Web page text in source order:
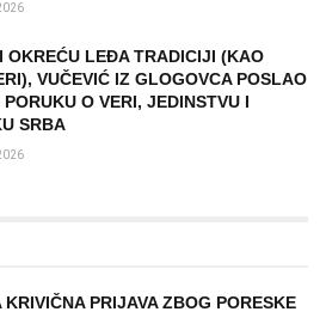
OKREĆU LEĐA TRADICIJI (KAO
VUČEVIĆ IZ GLOGOVCA POSLAO
PORUKU O VERI, JEDINSTVU I
SRBA
KRIVIČNA PRIJAVA ZBOG PORESKE